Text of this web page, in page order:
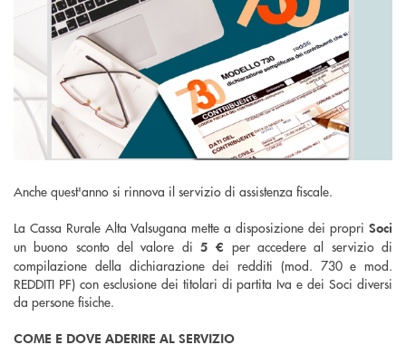
Anche quest'anno si rinnova il servizio di assistenza fiscale.
La Cassa Rurale Alta Valsugana mette a disposizione dei propri Soci
un buono sconto del valore di 5 € per accedere al servizio di
compilazione della dichiarazione dei redditi (mod. 730 e mod.
REDDITI PF) con esclusione dei titolari di partita Iva e dei Soci diversi
da persone fisiche.
COME E DOVE ADERIRE AL SERVIZIO